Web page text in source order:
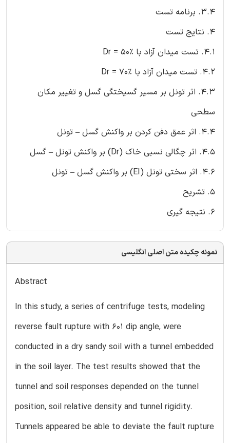
3.4. برنامه تست
4. نتایج تست
4.1. تست میدان آزاد با Dr = 50%
4.2. تست میدان آزاد با Dr = 70%
4.3. اثر تونل بر مسیر گسیختگی گسل و تغییر مکان
سطحی
4.4. اثر عمق دفن کردن بر واکنش گسل – تونل
4.5. اثر چگالی نسبی خاک (Dr) بر واکنش تونل – گسل
4.6. اثر سختی تونل (EI) بر واکنش گسل – تونل
5. تشریح
6. نتیجه گیری
نمونه چکیده متن اصلی انگلیسی
Abstract
In this study, a series of centrifuge tests, modeling
reverse fault rupture with 601 dip angle, were
conducted in a dry sandy soil with a tunnel embedded
in the soil layer. The test results showed that the
tunnel and soil responses depended on the tunnel
position, soil relative density and tunnel rigidity.
Tunnels appeared be able to deviate the fault rupture